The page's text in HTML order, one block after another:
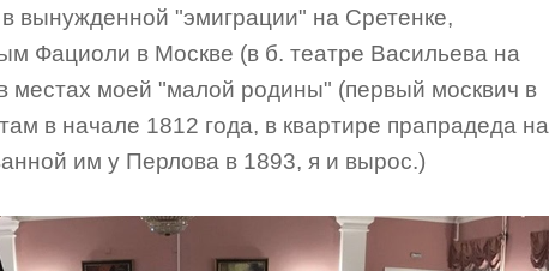
вынужденной "эмиграции" на Сретенке,
Фациоли в Москве (в б. театре Васильева на
местах моей "малой родины" (первый москвич в
в начале 1812 года, в квартире прапрадеда на
им у Перлова в 1893, я и вырос.)